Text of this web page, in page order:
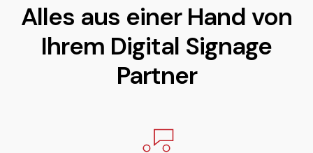
Alles aus einer Hand von
Ihrem Digital Signage
Partner